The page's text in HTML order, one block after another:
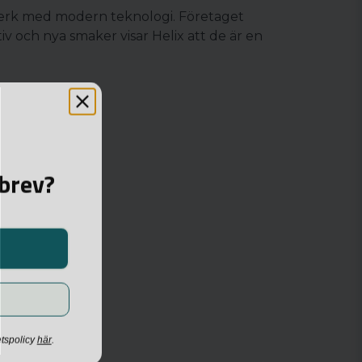
med modern teknologi. Företaget
och nya smaker visar Helix att de är en
här.